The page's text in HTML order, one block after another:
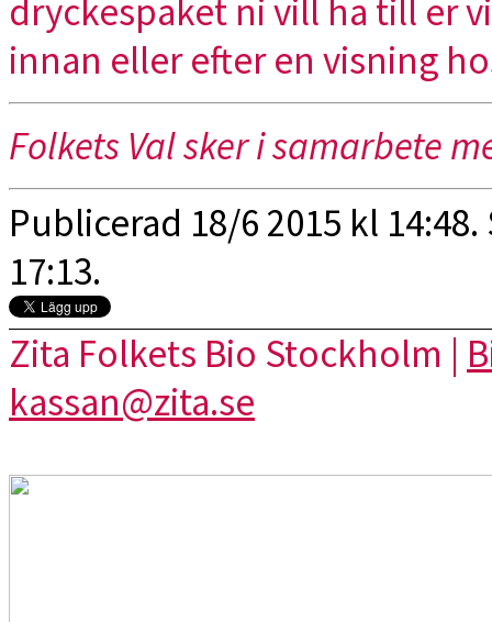
dryckespaket ni vill ha till er
innan eller efter en visning
Folkets Val sker i samarbete
Publicerad 18/6 2015 kl
17:13.
Zita Folkets Bio Stockholm |
kassan@zita.se